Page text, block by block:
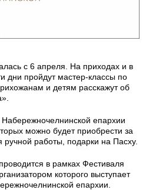
с 6 апреля. На приходах и в
дни пройдут мастер-классы по
и детям расскажут об
епархии
можно будет приобрести за
ручной работы, подарки на Пасху.
в рамках Фестиваля
которого выступает
епархии.